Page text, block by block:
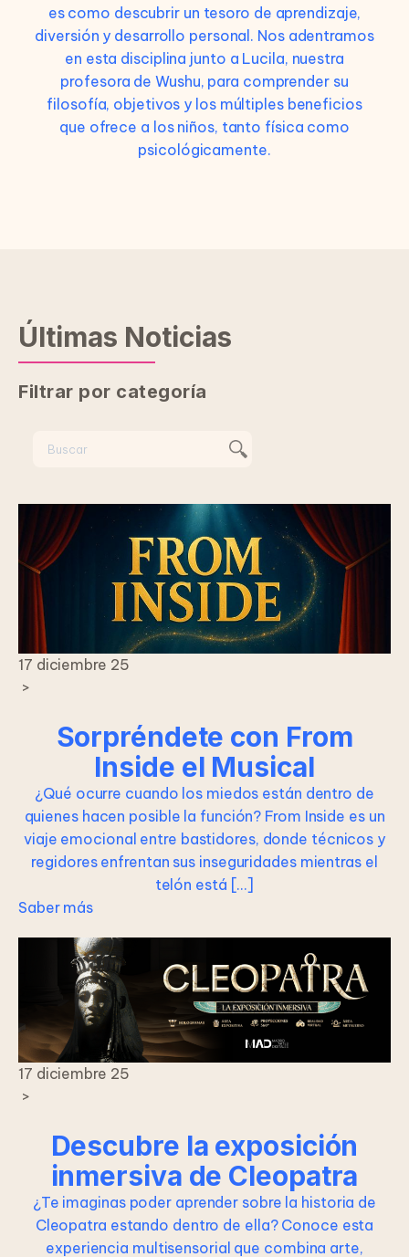
es como descubrir un tesoro de aprendizaje,
diversión y desarrollo personal. Nos adentramos
en esta disciplina junto a Lucila, nuestra
profesora de Wushu, para comprender su
filosofía, objetivos y los múltiples beneficios
que ofrece a los niños, tanto física como
psicológicamente.
Últimas Noticias
Filtrar por categoría
17 diciembre 25
>
Sorpréndete con From
Inside el Musical
¿Qué ocurre cuando los miedos están dentro de
quienes hacen posible la función? From Inside es un
viaje emocional entre bastidores, donde técnicos y
regidores enfrentan sus inseguridades mientras el
telón está […]
Saber más
17 diciembre 25
>
Descubre la exposición
inmersiva de Cleopatra
¿Te imaginas poder aprender sobre la historia de
Cleopatra estando dentro de ella? Conoce esta
experiencia multisensorial que combina arte,